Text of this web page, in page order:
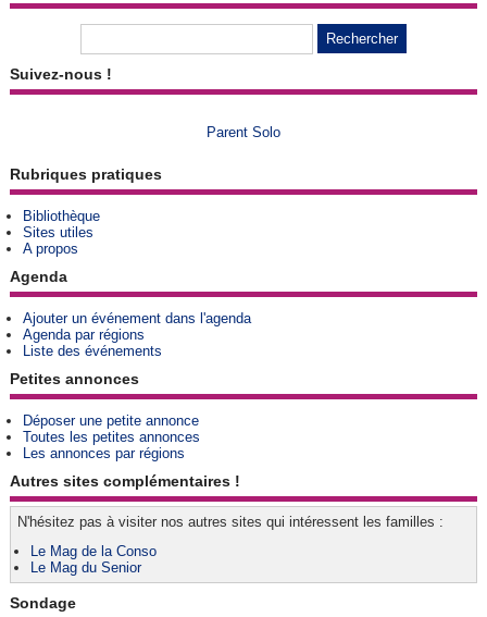
Suivez-nous !
Parent Solo
Rubriques pratiques
Bibliothèque
Sites utiles
A propos
Agenda
Ajouter un événement dans l'agenda
Agenda par régions
Liste des événements
Petites annonces
Déposer une petite annonce
Toutes les petites annonces
Les annonces par régions
Autres sites complémentaires !
N'hésitez pas à visiter nos autres sites qui intéressent les familles :
Le Mag de la Conso
Le Mag du Senior
Sondage